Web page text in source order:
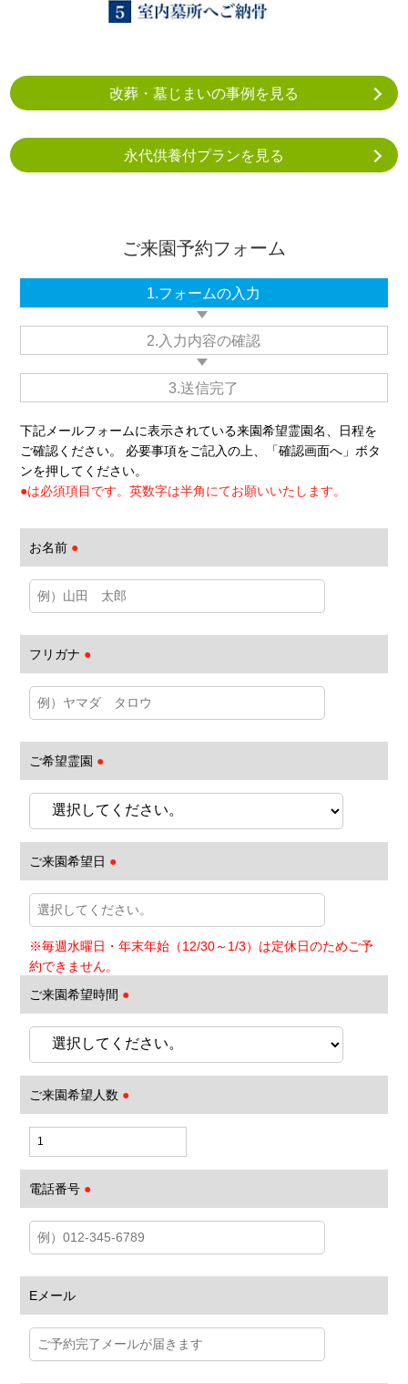
改葬・墓じまいの事例を見る
永代供養付プランを見る
ご来園予約フォーム
1.フォームの入力
2.入力内容の確認
3.送信完了
下記メールフォームに表示されている来園希望霊園名、日程を
ご確認ください。 必要事項をご記入の上、「確認画面へ」ボタ
ンを押してください。
●は必須項目です。英数字は半角にてお願いいたします。
お名前 ●
フリガナ ●
ご希望霊園 ●
ご来園希望日 ●
ご来園希望時間 ●
ご来園希望人数 ●
電話番号 ●
Eメール